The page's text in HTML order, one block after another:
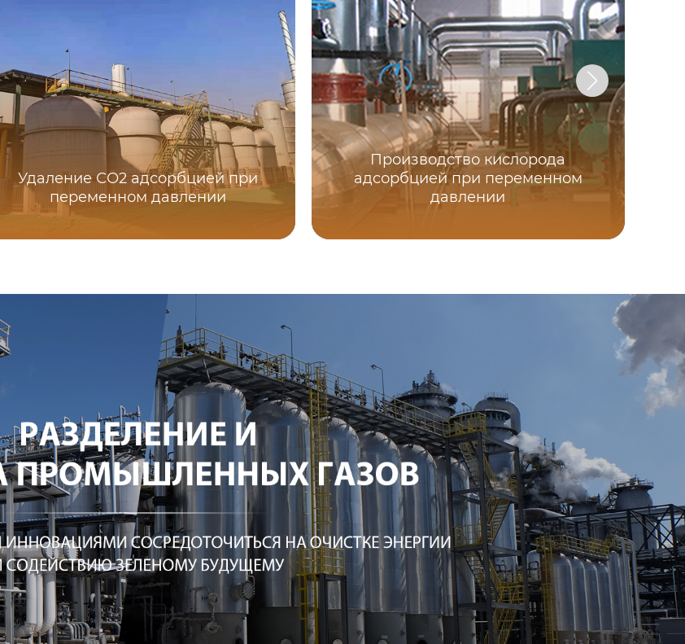
Удаление СО2 адсорбцией при
переменном давлении
Производство кислорода
адсорбцией при переменном
давлении